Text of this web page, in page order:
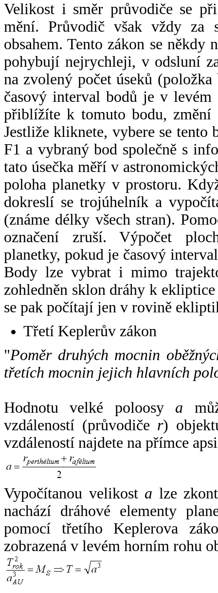
Velikost i směr průvodiče se
mění. Průvodič však vždy za
obsahem. Tento zákon se někdy
pohybují nejrychleji, v odsluní
na zvolený počet úseků
časový interval bodů je v
přiblížíte k tomuto bodu,
Jestliže kliknete, vybere se tento
F1 a vybraný bod společně s
tato úsečka měří v
poloha planetky v prostoru.
dokreslí se trojúhelník a
(známe délky všech stran).
označení zruší. Výpočet
planetky, pokud je časový
Body lze vybrat i mimo
zohledněn sklon dráhy k
se pak počítají jen v rovině
Třetí Keplerův zákon
"Poměr druhých mocnin
třetích mocnin jejich hlavních
Hodnotu velké poloosy a
vzdáleností (průvodiče r)
vzdáleností najdete na přímce
Vypočítanou velikost a lze
nachází dráhové elementy
pomocí třetího Keplerova
zobrazená v levém horním rohu